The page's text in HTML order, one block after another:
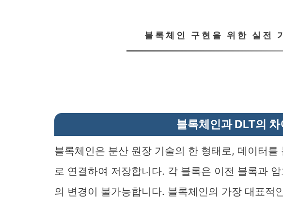
블록체인 구현을 위한 실전
블록체인과 DLT의 차
블록체인은 분산 원장 기술의 한 형태로, 데이터를
로 연결하여 저장합니다. 각 블록은 이전 블록과
의 변경이 불가능합니다. 블록체인의 가장 대표적